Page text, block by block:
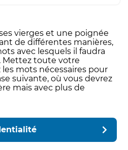
vierges et une poignée
de différentes manières,
avec lesquels il faudra
Mettez toute votre
mots nécessaires pour
suivante, où vous devrez
mais avec plus de